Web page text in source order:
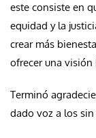
este consiste en
equidad y la
crear más
ofrecer una visión
Terminó
dado voz a los